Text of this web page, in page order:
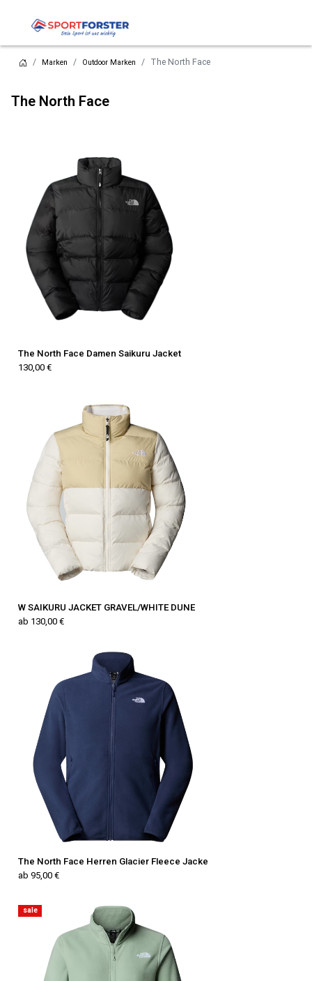
Marken Outdoor Marken The North Face
The North Face
The North Face Damen Saikuru Jacket
130,00 €
W SAIKURU JACKET GRAVEL/WHITE DUNE
ab 130,00 €
The North Face Herren Glacier Fleece Jacke
ab 95,00 €
sale